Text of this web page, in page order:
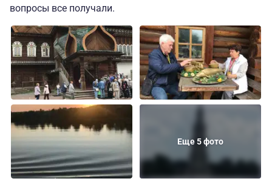
вопросы все получали.
Еще 5 фото